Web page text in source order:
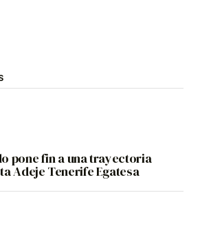
pone fin a una trayectoria
Adeje Tenerife Egatesa